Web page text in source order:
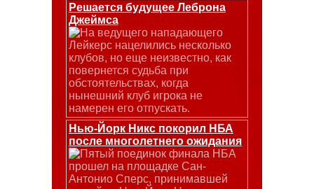
Решается будущее Леброна
Джеймса
На ведущего нападающего
Лейкерс нацелились несколько
клубов, но еще неизвестно, как
повернется судьба при
обстоятельствах, когда
нынешний клуб игрока не
намерен его отпускать.
Нью-Йорк Никс покорил НБА
после многолетнего ожидания
Пятый поединок финала НБА
прошел на площадке Сан-
Антонио Сперс, принимавшей